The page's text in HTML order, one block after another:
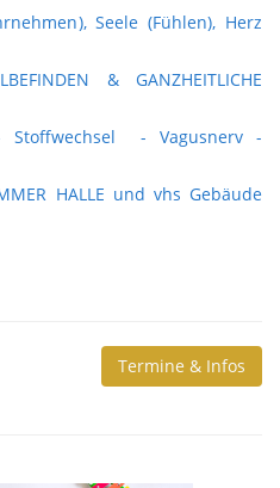
Seele (Fühlen), Herz
& GANZHEITLICHE
Stoffwechsel - Vagusnerv -
HALLE und vhs Gebäude
Termine & Infos